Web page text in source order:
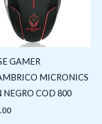
GAMER
MICRONICS
NEGRO COD 800